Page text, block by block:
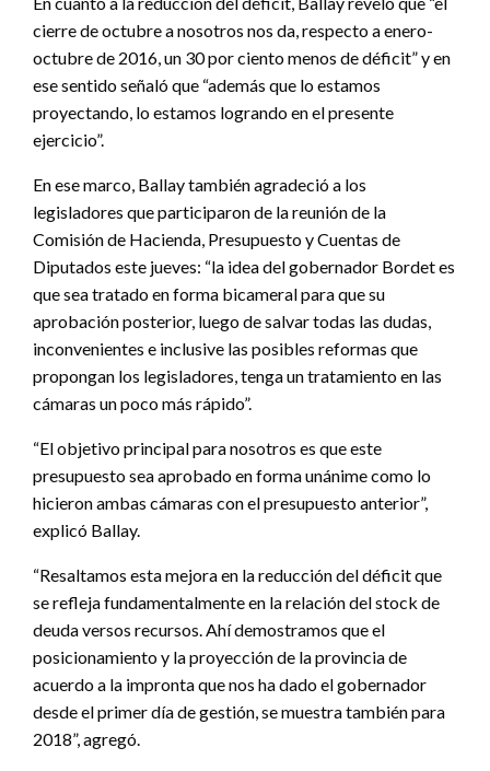
cierre de octubre a nosotros nos da, respecto a enero-
octubre de 2016, un 30 por ciento menos de déficit” y en
ese sentido señaló que “además que lo estamos
proyectando, lo estamos logrando en el presente
ejercicio”.
En ese marco, Ballay también agradeció a los
legisladores que participaron de la reunión de la
Comisión de Hacienda, Presupuesto y Cuentas de
Diputados este jueves: “la idea del gobernador Bordet es
que sea tratado en forma bicameral para que su
aprobación posterior, luego de salvar todas las dudas,
inconvenientes e inclusive las posibles reformas que
propongan los legisladores, tenga un tratamiento en las
cámaras un poco más rápido”.
“El objetivo principal para nosotros es que este
presupuesto sea aprobado en forma unánime como lo
hicieron ambas cámaras con el presupuesto anterior”,
explicó Ballay.
“Resaltamos esta mejora en la reducción del déficit que
se refleja fundamentalmente en la relación del stock de
deuda versos recursos. Ahí demostramos que el
posicionamiento y la proyección de la provincia de
acuerdo a la impronta que nos ha dado el gobernador
desde el primer día de gestión, se muestra también para
2018”, agregó.